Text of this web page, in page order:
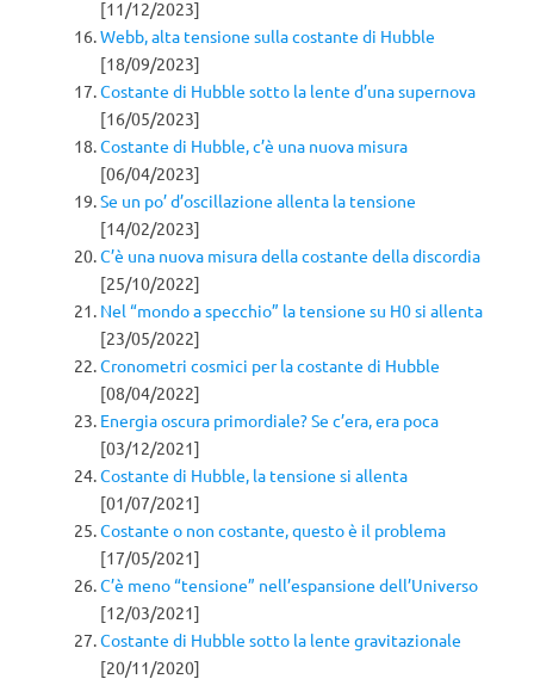
[11/12/2023]
Webb, alta tensione sulla costante di Hubble
[18/09/2023]
Costante di Hubble sotto la lente d’una supernova
[16/05/2023]
Costante di Hubble, c’è una nuova misura
[06/04/2023]
Se un po’ d’oscillazione allenta la tensione
[14/02/2023]
C’è una nuova misura della costante della discordia
[25/10/2022]
Nel “mondo a specchio” la tensione su H0 si allenta
[23/05/2022]
Cronometri cosmici per la costante di Hubble
[08/04/2022]
Energia oscura primordiale? Se c’era, era poca
[03/12/2021]
Costante di Hubble, la tensione si allenta
[01/07/2021]
Costante o non costante, questo è il problema
[17/05/2021]
C’è meno “tensione” nell’espansione dell’Universo
[12/03/2021]
Costante di Hubble sotto la lente gravitazionale
[20/11/2020]